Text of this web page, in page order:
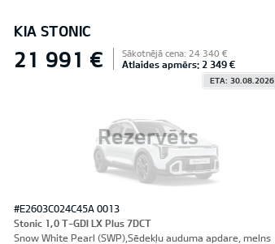
KIA STONIC
Rezervēts
21 991 € Sākotnējā cena: 24 340 €
Atlaides apmērs: 2 349 €
ETA: 30.08.2026
#E2603C024C45A 0013
Stonic 1,0 T-GDI LX Plus 7DCT
Snow White Pearl (SWP),Sēdekļu auduma apdare, melns